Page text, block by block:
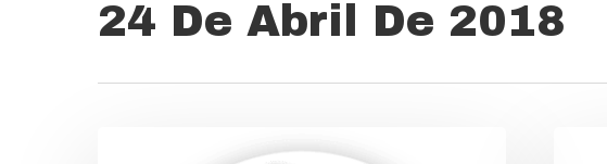
24 De Abril De 2018